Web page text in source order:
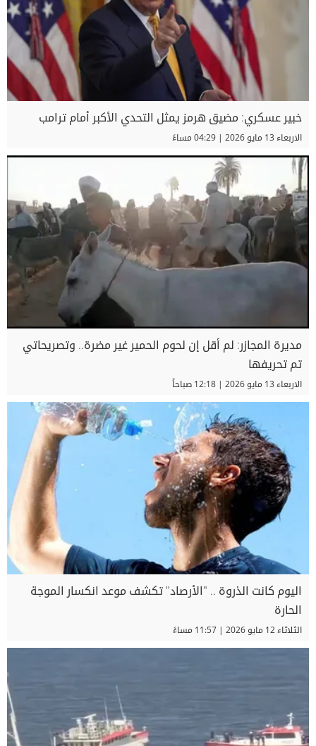
خبير عسكري: مضيق هرمز يمثل التحدي الأكبر أمام ترامب
الاربعاء 13 مايو 2026 | 04:29 مساءً
مديرة المجازر: لم أقل إن لحوم الحمير غير مضرة.. وتصريحاتي
تم تحريفها
الاربعاء 13 مايو 2026 | 12:18 صباحاً
اليوم كانت الذروة .. "الأرصاد" تكشف موعد انكسار الموجة
الحارة
الثلاثاء 12 مايو 2026 | 11:57 مساءً